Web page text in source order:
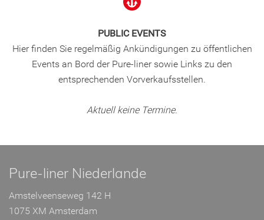
PUBLIC EVENTS
Hier finden Sie regelmäßig Ankündigungen zu öffentlichen
Events an Bord der Pure-liner sowie Links zu den
entsprechenden Vorverkaufsstellen.
Aktuell keine Termine.
Pure-liner Niederlande
Amstelveenseweg 142 H
1075 XM Amsterdam